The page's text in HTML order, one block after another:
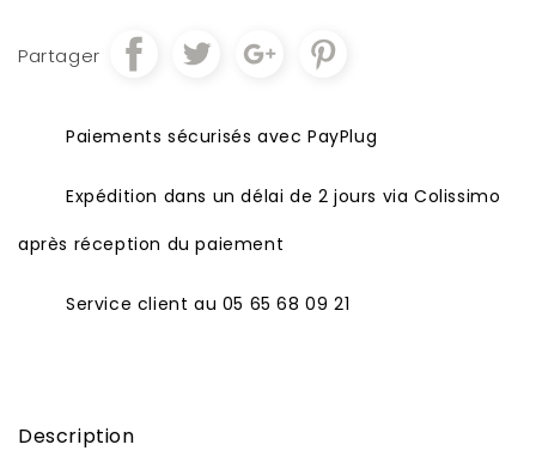
Partager
Paiements sécurisés avec PayPlug
Expédition dans un délai de 2 jours via Colissimo
après réception du paiement
Service client au 05 65 68 09 21
Description